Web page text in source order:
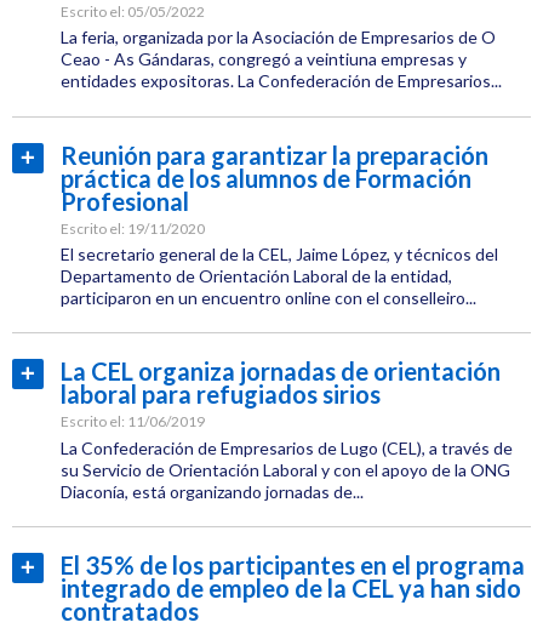
Empleo
Escrito el: 05/05/2022
La feria, organizada por la Asociación de Empresarios de O
Ceao - As Gándaras, congregó a veintiuna empresas y
entidades expositoras. La Confederación de Empresarios...
Empleo
Etiquetas:
CEL
Empleo
Reunión para garantizar la preparación
práctica de los alumnos de Formación
Profesional
Escrito el: 19/11/2020
El secretario general de la CEL, Jaime López, y técnicos del
Departamento de Orientación Laboral de la entidad,
participaron en un encuentro online con el conselleiro...
más...
CEL
Institucional
Etiquetas:
Empleo
La CEL organiza jornadas de orientación
laboral para refugiados sirios
Escrito el: 11/06/2019
La Confederación de Empresarios de Lugo (CEL), a través de
su Servicio de Orientación Laboral y con el apoyo de la ONG
Diaconía, está organizando jornadas de...
más...
Empleo
Etiquetas:
CEL
El 35% de los participantes en el programa
integrado de empleo de la CEL ya han sido
contratados
Leer
más...